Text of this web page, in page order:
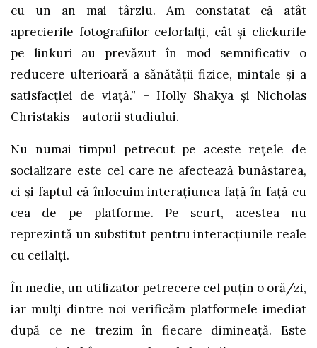
cu un an mai târziu. Am constatat că atât
aprecierile fotografiilor celorlalți, cât și clickurile
pe linkuri au prevăzut în mod semnificativ o
reducere ulterioară a sănătății fizice, mintale și a
satisfacției de viață.” – Holly Shakya și Nicholas
Christakis – autorii studiului.
Nu numai timpul petrecut pe aceste rețele de
socializare este cel care ne afectează bunăstarea,
ci și faptul că înlocuim interațiunea față în față cu
cea de pe platforme. Pe scurt, acestea nu
reprezintă un substitut pentru interacțiunile reale
cu ceilalți.
În medie, un utilizator petrecere cel puțin o oră/zi,
iar mulți dintre noi verificăm platformele imediat
după ce ne trezim în fiecare dimineață. Este